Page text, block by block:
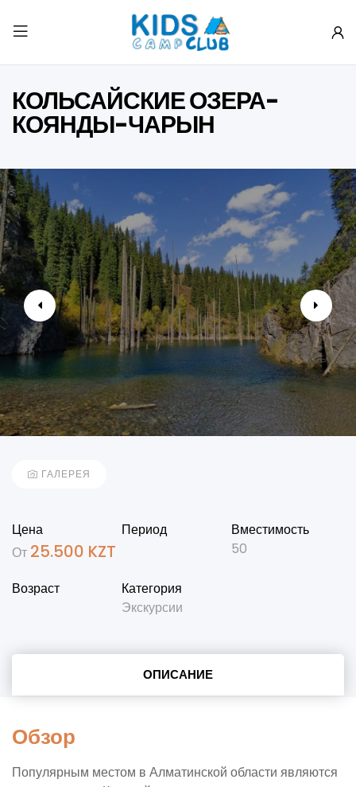
КОЛЬСАЙСКИЕ ОЗЕРА-
КОЯНДЫ-ЧАРЫН
ГАЛЕРЕЯ
Цена
От 25.500 KZT
Период
Вместимость
50
Возраст
Категория
Экскурсии
ОПИСАНИЕ
Обзор
Популярным местом в Алматинской области являются